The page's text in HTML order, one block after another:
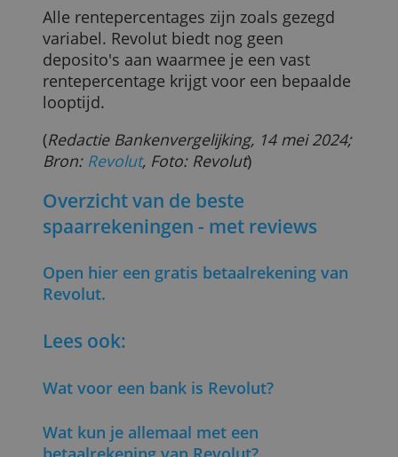
dit moment. De beste spaarrentes van
vrij opneembare spaarrekeningen vind je
indit spaaroverzicht.
Dagelijks bijschrijving van spaarrente
Interessant aan de spaarrekening van
Revolut is dat de rente dagelijks wordt
bijgeschreven. Zo kun je de groei van je
spaarsaldo continu volgen.
Alle rentepercentages zijn zoals gezegd
variabel. Revolut biedt nog geen
deposito's aan waarmee je een vast
rentepercentage krijgt voor een bepaalde
looptijd.
Redactie Bankenvergelijking, 14 mei
Bron:Revolut, Foto: Revolut
Privacybeleid
ALLES ACCEPTEREN